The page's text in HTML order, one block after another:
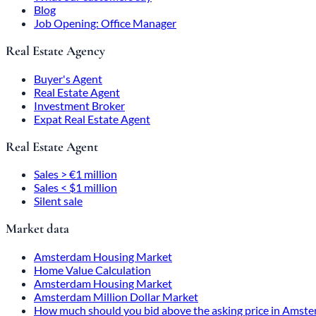
Blog
Job Opening: Office Manager
Real Estate Agency
Buyer's Agent
Real Estate Agent
Investment Broker
Expat Real Estate Agent
Real Estate Agent
Sales > €1 million
Sales < $1 million
Silent sale
Market data
Amsterdam Housing Market
Home Value Calculation
Amsterdam Housing Market
Amsterdam Million Dollar Market
How much should you bid above the asking price in